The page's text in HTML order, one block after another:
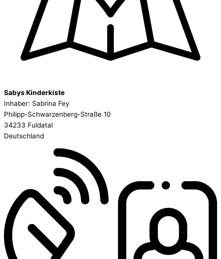
Sabys Kinderkiste
Inhaber: Sabrina Fey
Philipp-Schwarzenberg-Straße 10
34233 Fuldatal
Deutschland